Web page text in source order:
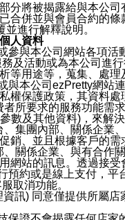
分將被揭露給與本公
合併並與會員合約的
進行解釋說明。
人資料
參與本公司網站各項
及活動或為本公司進
等用途等，蒐集、處理
與本公司ezPretty網
權保護政策，其資料
所要求的服務功能需
數及其他資料)，來解
集團內部、關係企業
銷、並且根據客戶的
關係企業、與有合作
網站的訊息。透過接
預約或是線上支付，
取消功能。
訊) 同意僅提供所屬